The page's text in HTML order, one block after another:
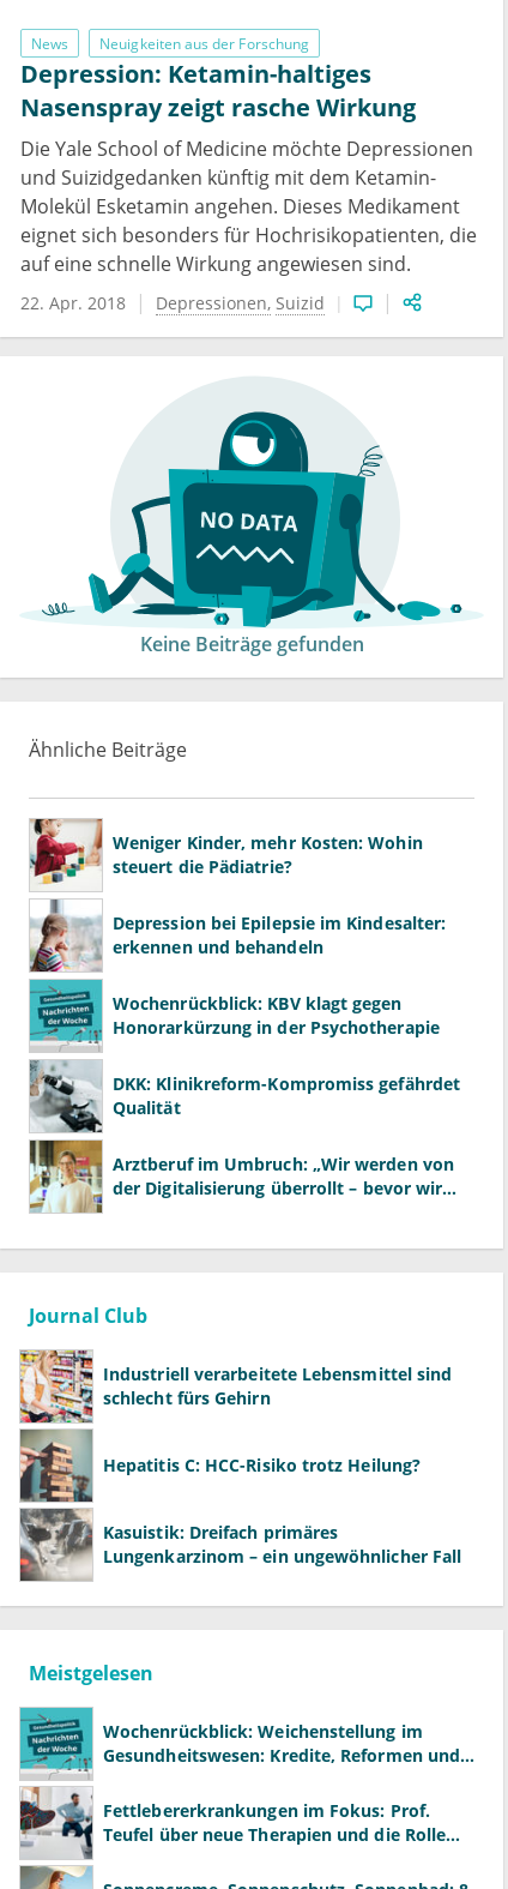
News Neuigkeiten aus der Forschung
Depression: Ketamin-haltiges
Nasenspray zeigt rasche Wirkung
Die Yale School of Medicine möchte Depressionen
und Suizidgedanken künftig mit dem Ketamin-
Molekül Esketamin angehen. Dieses Medikament
eignet sich besonders für Hochrisikopatienten, die
auf eine schnelle Wirkung angewiesen sind.
22. Apr. 2018 Depressionen Suizid
Keine Beiträge gefunden
Ähnliche Beiträge
Weniger Kinder, mehr Kosten: Wohin
steuert die Pädiatrie?
Depression bei Epilepsie im Kindesalter:
erkennen und behandeln
Wochenrückblick: KBV klagt gegen
Honorarkürzung in der Psychotherapie
DKK: Klinikreform-Kompromiss gefährdet
Qualität
Arztberuf im Umbruch: „Wir werden von
der Digitalisierung überrollt – bevor wir
Journal Club
Industriell verarbeitete Lebensmittel sind
schlecht fürs Gehirn
Hepatitis C: HCC-Risiko trotz Heilung?
Kasuistik: Dreifach primäres
Lungenkarzinom – ein ungewöhnlicher Fall
Meistgelesen
Wochenrückblick: Weichenstellung im
Gesundheitswesen: Kredite, Reformen und
Fettlebererkrankungen im Fokus: Prof.
Teufel über neue Therapien und die Rolle